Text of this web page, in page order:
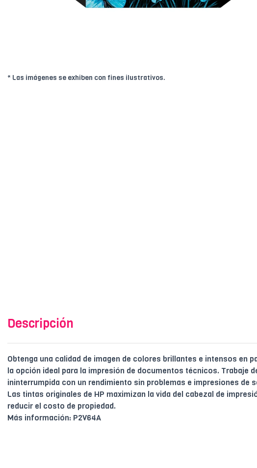
* Las imágenes se exhiben con fines ilustrativos.
Descripción
Obtenga una calidad de imagen de colores brillantes e intensos en
la opción ideal para la impresión de documentos técnicos. Trabaje
ininterrumpida con un rendimiento sin problemas e impresiones de
Las tintas originales de HP maximizan la vida del cabezal de
reducir el costo de propiedad.
Más información: P2V64A